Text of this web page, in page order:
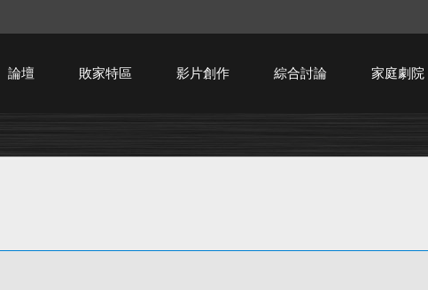
論壇 敗家特區 影片創作 綜合討論 家庭劇院